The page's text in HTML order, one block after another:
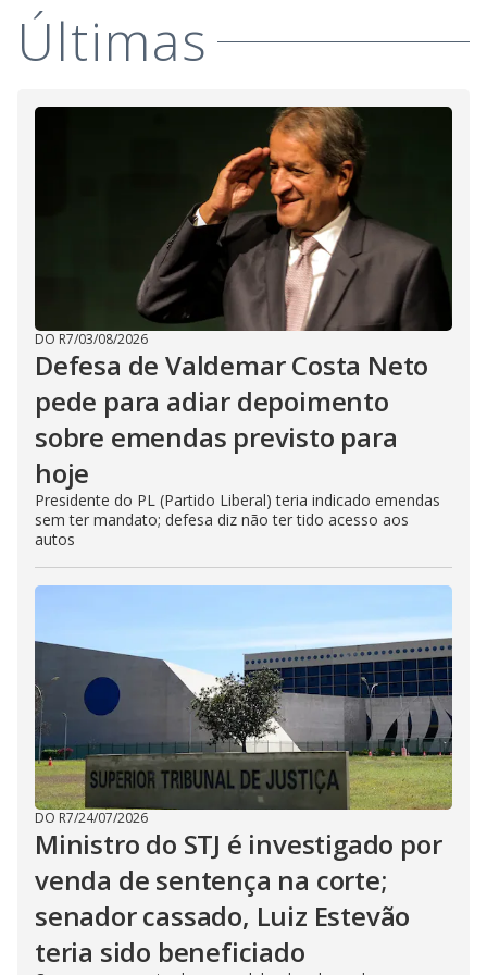
V
i
d
e
o
Últimas
DO R7/03/08/2026
Defesa de Valdemar Costa Neto
pede para adiar depoimento
sobre emendas previsto para
hoje
Presidente do PL (Partido Liberal) teria indicado emendas
sem ter mandato; defesa diz não ter tido acesso aos
autos
DO R7/24/07/2026
Ministro do STJ é investigado por
venda de sentença na corte;
senador cassado, Luiz Estevão
teria sido beneficiado